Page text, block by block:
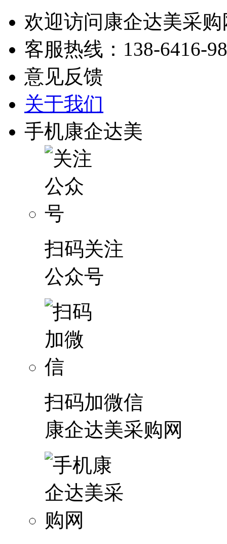
欢迎访问康企达美采购
客服热线： 138-6416-
意见反馈
关于我们
手机康企达美
扫码关注
公众号
扫码加微信
康企达美采购网